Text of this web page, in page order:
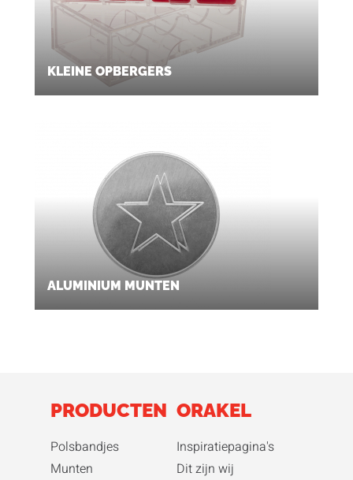
KLEINE OPBERGERS
ALUMINIUM MUNTEN
PRODUCTEN
Polsbandjes
Munten
ORAKEL
Inspiratiepagina's
Dit zijn wij